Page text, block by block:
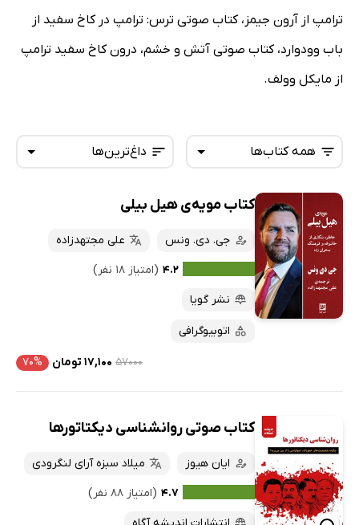
ترامپ از آرون جیمز، کتاب صوتی ترس: ترامپ در کاخ سفید از
باب وودوارد، کتاب صوتی آتش و خشم، درون کاخ سفید ترامپ
از مایکل وولف.
داغ‌ترین‌ها
تازه‌ها
داغ‌ترین‌ها
پرفروش‌ها
همه کتاب‌ها
همه کتاب‌ها
کتاب‌های صوتی
کتاب‌های متنی
کتاب مویه‌ی هیل بیلی
جی. دی. ونس
علی مجتهدزاده
۴.۲ (امتیاز ۱۸ نفر)
نشر گویا
اتوبیوگرافی
۵۷۰۰۰ ۱۷,۱۰۰ تومان ۷۰%
کتاب صوتی روانشناسی دیکتاتورها
ایان هیوز
میلاد سبزه آرای لنگرودی
۴.۷ (امتیاز ۸۸ نفر)